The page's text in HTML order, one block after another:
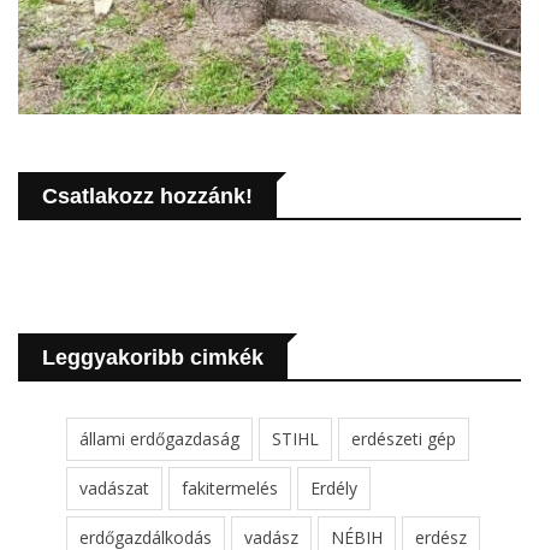
Csatlakozz hozzánk!
Leggyakoribb cimkék
állami erdőgazdaság STIHL erdészeti gép
vadászat fakitermelés Erdély
erdőgazdálkodás vadász NÉBIH erdész